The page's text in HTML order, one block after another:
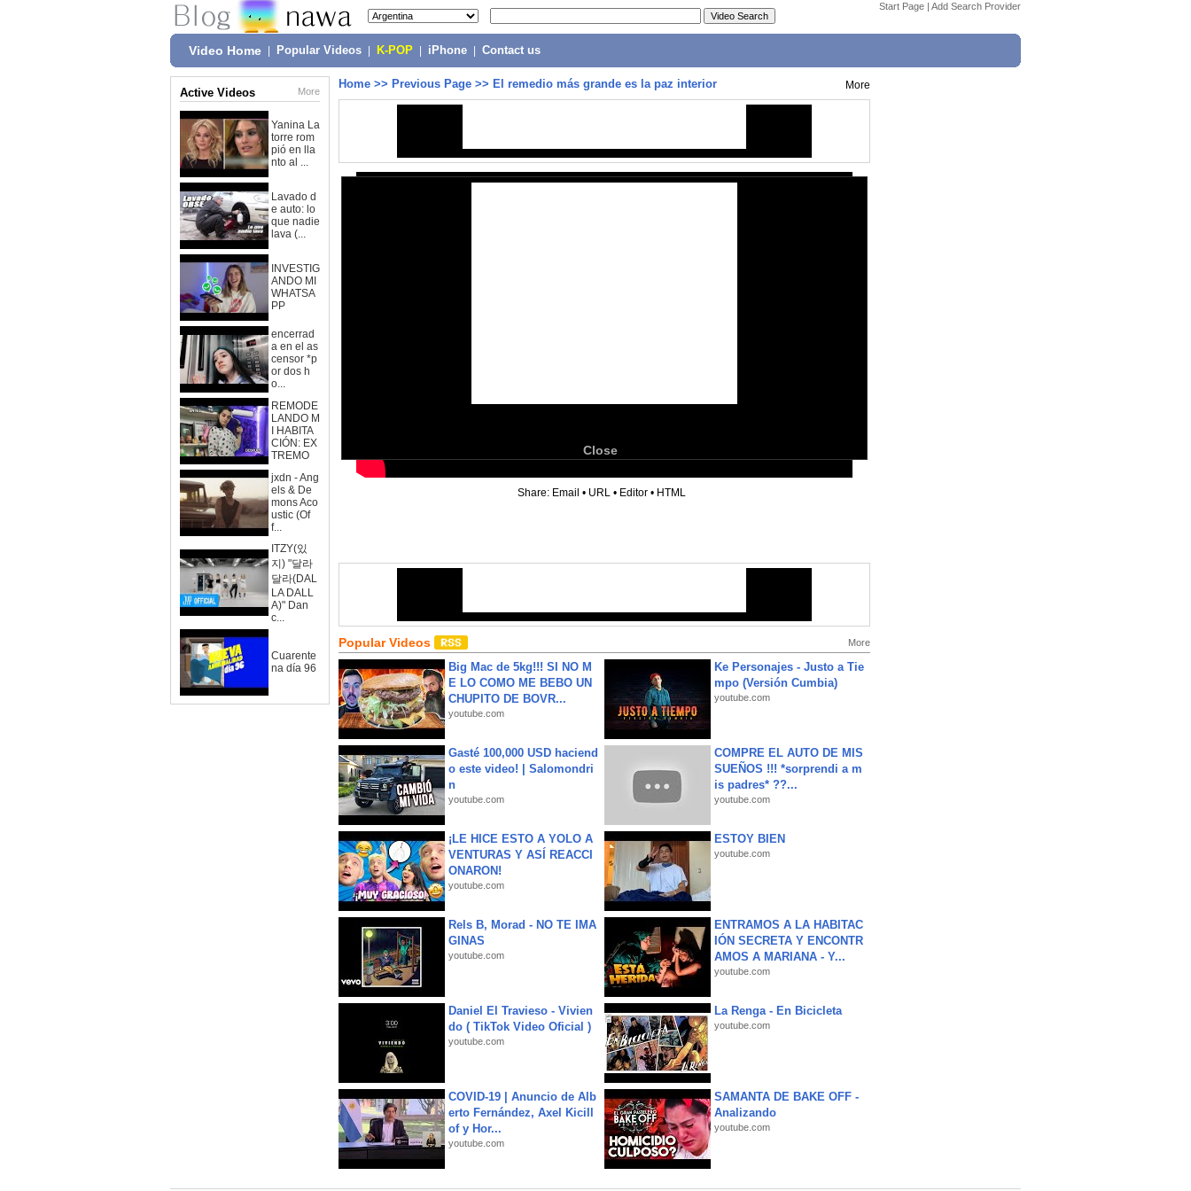
Start Page | Add Search Provider
Video Home Popular Videos K-POP iPhone Contact us
Active Videos More
Yanina La
torre rom
pió en lla
nto al ...
Lavado d
e auto: lo
que nadie
lava (...
INVESTIG
ANDO MI
WHATSA
PP
encerrad
a en el as
censor *p
or dos h
o...
REMODE
LANDO M
I HABITA
CIÓN: EX
TREMO
jxdn - Ang
els & De
mons Aco
ustic (Of
f...
ITZY(있
지) "달라
달라(DAL
LA DALL
A)" Dan
c...
Cuarente
na día 96
Home >> Previous Page >> El remedio más grande es la paz interior More
Close
Share: Email • URL • Editor • HTML
Popular Videos More
Big Mac de 5kg!!! SI NO M
E LO COMO ME BEBO UN
CHUPITO DE BOVR...
youtube.com
Ke Personajes - Justo a Tie
mpo (Versión Cumbia)
youtube.com
Gasté 100,000 USD haciend
o este video! | Salomondri
n
youtube.com
COMPRE EL AUTO DE MIS
SUEÑOS !!! *sorprendi a m
is padres* ??...
youtube.com
¡LE HICE ESTO A YOLO A
VENTURAS Y ASÍ REACCI
ONARON!
youtube.com
ESTOY BIEN
youtube.com
Rels B, Morad - NO TE IMA
GINAS
youtube.com
ENTRAMOS A LA HABITAC
IÓN SECRETA Y ENCONTR
AMOS A MARIANA - Y...
youtube.com
Daniel El Travieso - Vivien
do ( TikTok Video Oficial )
youtube.com
La Renga - En Bicicleta
youtube.com
COVID-19 | Anuncio de Alb
erto Fernández, Axel Kicill
of y Hor...
youtube.com
SAMANTA DE BAKE OFF -
Analizando
youtube.com